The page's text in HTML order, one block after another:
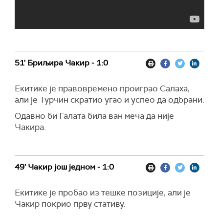
51' Бриљира Чакир - 1:0
Екитике је правовремено проиграо Салаха,
али је Турчин скратио угао и успео да одбрани.
Одавно би Галата била ван меча да није
Чакира.
49' Чакир још једном - 1:0
Екитике је пробао из тешке позиције, али је
Чакир покрио прву стативу.